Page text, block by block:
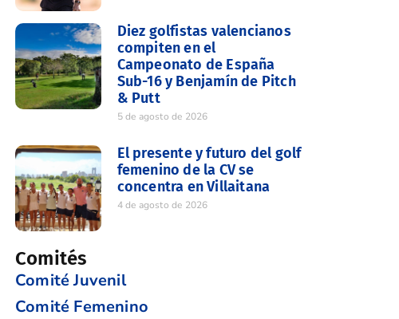
Diez golfistas valencianos
compiten en el
Campeonato de España
Sub-16 y Benjamín de Pitch
& Putt
5 de agosto de 2026
El presente y futuro del golf
femenino de la CV se
concentra en Villaitana
4 de agosto de 2026
Comités
Comité Juvenil
Comité Femenino